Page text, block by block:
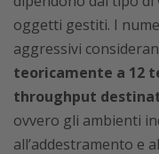
oggetti gestiti. I
aggressivi
teoricamente a 12
throughput
ovvero gli ambienti
all’addestramento e